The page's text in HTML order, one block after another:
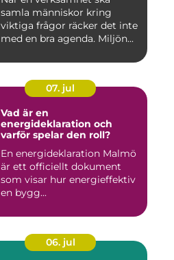
samla människor kring
viktiga frågor räcker det inte
med en bra agenda. Miljön...
07. jul
Vad är en
energideklaration och
varför spelar den roll?
En energideklaration Malmö
är ett officiellt dokument
som visar hur energieffektiv
en bygg...
06. jul